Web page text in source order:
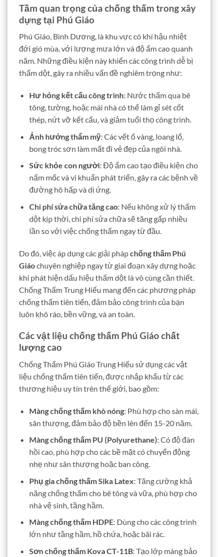
Tầm quan trọng của chống thấm trong xây
dựng tại Phú Giáo
Phú Giáo, Bình Dương, là khu vực có khí hậu nhiệt
đới gió mùa, với lượng mưa lớn và độ ẩm cao quanh
năm. Những điều kiện này khiến các công trình dễ bị
thấm dột, gây ra nhiều vấn đề nghiêm trọng như:
Hư hỏng kết cấu công trình: Nước thấm qua bê
tông, tường, hoặc mái nhà có thể làm gỉ sét cốt
thép, nứt vỡ kết cấu, và giảm tuổi thọ công trình.
Ảnh hưởng thẩm mỹ: Các vết ố vàng, loang lổ,
bong tróc sơn làm mất đi vẻ đẹp của ngôi nhà.
Sức khỏe con người: Độ ẩm cao tạo điều kiện cho
nấm mốc và vi khuẩn phát triển, gây ra các bệnh về
đường hô hấp và dị ứng.
Chi phí sửa chữa tăng cao: Nếu không xử lý thấm
dột kịp thời, chi phí sửa chữa sẽ tăng gấp nhiều
lần so với việc chống thấm ngay từ đầu.
Do đó, việc áp dụng các giải phápchống thấm Phú
Giáochuyên nghiệp ngay từ giai đoạn xây dựng hoặc
khi phát hiện dấu hiệu thấm dột là vô cùng cần thiết.
Chống Thấm Trung Hiếu mang đến các phương pháp
chống thấm tiên tiến, đảm bảo công trình của bạn
luôn khô ráo, bền vững, và an toàn.
Các vật liệu chống thấm Phú Giáo chất
lượng cao
Chống Thấm Phú Giáo Trung Hiếu sử dụng các vật
liệu chống thấm tiên tiến, được nhập khẩu từ các
thương hiệu uy tín trên thế giới, bao gồm:
Màng chống thấm khò nóng: Phù hợp cho sàn mái,
sân thượng, đảm bảo độ bền lên đến 15-20 năm.
Màng chống thấm PU (Polyurethane): Có độ đàn
hồi cao, phù hợp cho các bề mặt có chuyển động
nhẹ như sân thượng hoặc ban công.
Phụ gia chống thấm Sika Latex: Tăng cường khả
năng chống thấm cho bê tông và vữa, phù hợp cho
nhà vệ sinh, tầng hầm.
Màng chống thấm HDPE: Dùng cho các công trình
lớn như tầng hầm, hồ chứa, hoặc bãi rác.
Sơn chống thấm Kova CT-11B: Tạo lớp màng bảo